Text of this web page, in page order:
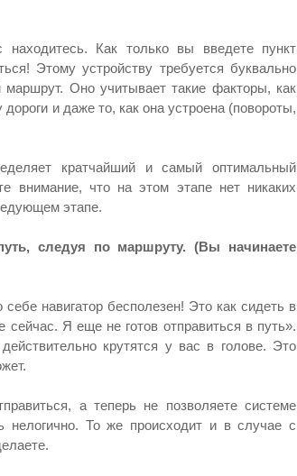
Как только вы введете пункт
Этому устройству требуется буквально
Оно учитывает такие факторы, как
и даже то, как она устроена (повороты,
кратчайший и самый оптимальный
внимание, что на этом этапе нет никаких
этапе.
следуя по маршруту. (Вы начинаете
навигатор бесполезен! Это как сидеть в
Я еще не готов отправиться в путь».
крутятся у вас в голове. Это
а теперь не позволяете системе
нелогично. То же происходит и в случае с